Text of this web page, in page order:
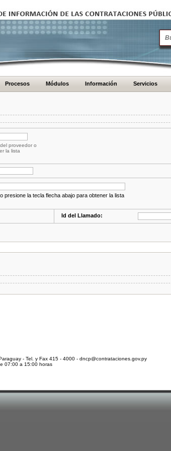
Procesos Módulos Información Servicios
proveedor o
la lista
presione la tecla flecha abajo para obtener la lista
Id del Llamado:
- Tel. y Fax 415 - 4000 - dncp@contrataciones.gov.py
07:00 a 15:00 horas